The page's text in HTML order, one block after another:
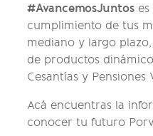
#AvancemosJuntos
cumplimiento de tus
mediano y largo
de productos
Cesantías y Pensiones
Acá encuentras la
conocer tu futuro